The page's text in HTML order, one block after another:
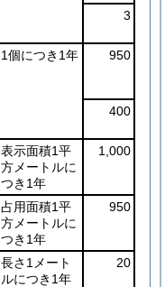
3
1個につき1年 950
400
表示面積1平
方メートルに
つき1年
1,000
占用面積1平
方メートルに
つき1年
950
長さ1メート
ルにつき1年
20